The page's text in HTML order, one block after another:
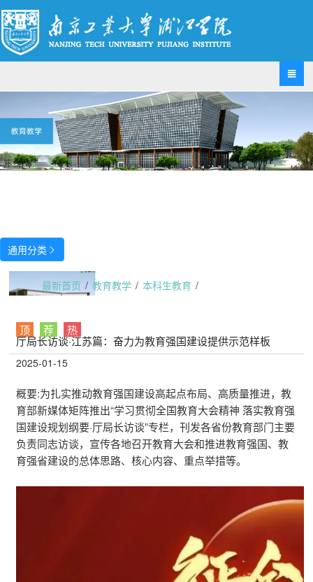

通用分类 
最新首页 / 教育教学 / 本科生教育 /
顶 荐 热
厅局长访谈·江苏篇：奋力为教育强国建设提供示范样板
2025-01-15
概要:为扎实推动教育强国建设高起点布局、高质量推进，教
育部新媒体矩阵推出“学习贯彻全国教育大会精神 落实教育强
国建设规划纲要·厅局长访谈”专栏，刊发各省份教育部门主要
负责同志访谈，宣传各地召开教育大会和推进教育强国、教
育强省建设的总体思路、核心内容、重点举措等。